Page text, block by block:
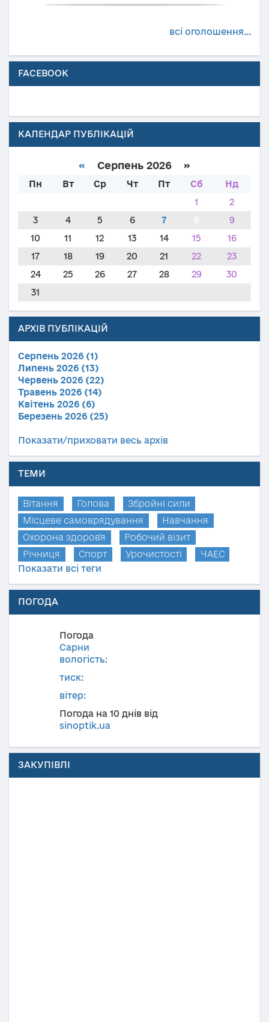
всі оголошення...
FACEBOOK
КАЛЕНДАР ПУБЛІКАЦІЙ
« Серпень 2026 »
Пн Вт Ср Чт Пт Сб
Нд
1
2
3
4 5 6 7
9
10
11 12 13 14 15
16
17
18 19 20 21 22
23
24
25 26 27 28 29
30
31
АРХІВ ПУБЛІКАЦІЙ
Серпень 2026 (1)
Липень 2026 (13)
Червень 2026 (22)
Травень 2026 (14)
Квітень 2026 (6)
Березень 2026 (25)
Показати/приховати весь архів
ТЕМИ
Вітання Голова
Збройні сили
Місцеве самоврядування
Навчання
Охорона здоров'я
Робочий візит
Річниця
Спорт Урочистості
ЧАЕС
Показати всі теги
ПОГОДА
Погода
Сарни
вологість:
тиск:
вітер:
Погода на 10 днів від
sinoptik.ua
ЗАКУПІВЛІ